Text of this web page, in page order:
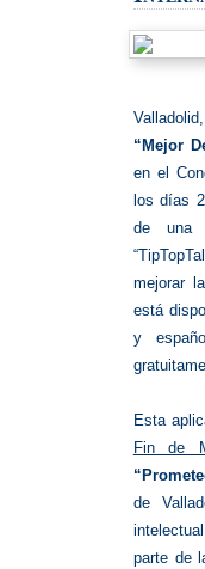
“Mejor
en el
los días
de una
mejorar
está
y
Esta
Fin de
de
parte de